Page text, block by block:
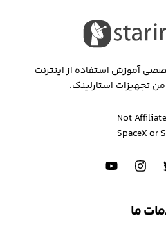
آموزش استفاده از اینترنت
تجهیزات استارلینک.
Not
SpaceX or
ما